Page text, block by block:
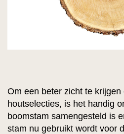
Om een beter zicht te
houtselecties, is het handig
boomstam samengesteld is
stam nu gebruikt wordt voor